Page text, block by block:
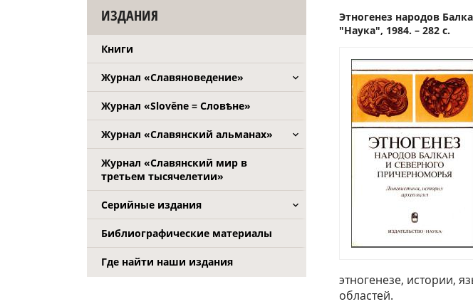
ИЗДАНИЯ
Книги
Журнал «Славяноведение»
Журнал «Slověne = Словѣне»
Журнал «Славянский альманах»
Журнал «Славянский мир в
третьем тысячелетии»
Серийные издания
Библиографические материалы
Где найти наши издания
Этногенез народов
"Наука", 1984. – 282 с.
этногенезе, истории,
областей.